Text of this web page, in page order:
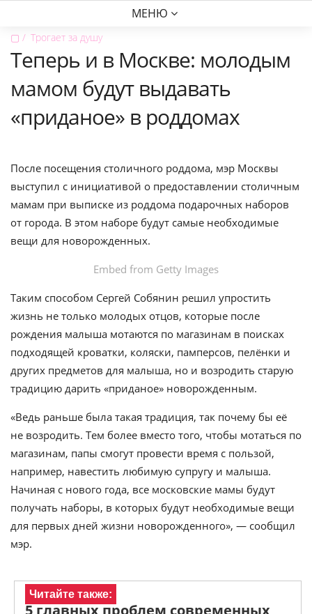
МЕНЮ
▢ Трогает за душу
Теперь и в Москве: молодым
мамом будут выдавать
«приданое» в роддомах
После посещения столичного роддома, мэр Москвы
выступил с инициативой о предоставлении столичным
мамам при выписке из роддома подарочных наборов
от города. В этом наборе будут самые необходимые
вещи для новорожденных.
Embed from Getty Images
Таким способом Сергей Собянин решил упростить
жизнь не только молодых отцов, которые после
рождения малыша мотаются по магазинам в поисках
подходящей кроватки, коляски, памперсов, пелёнки и
других предметов для малыша, но и возродить старую
традицию дарить «приданое» новорожденным.
«Ведь раньше была такая традиция, так почему бы её
не возродить. Тем более вместо того, чтобы мотаться по
магазинам, папы смогут провести время с пользой,
например, навестить любимую супругу и малыша.
Начиная с нового года, все московские мамы будут
получать наборы, в которых будут необходимые вещи
для первых дней жизни новорожденного», — сообщил
мэр.
Читайте также:
5 главных проблем современных